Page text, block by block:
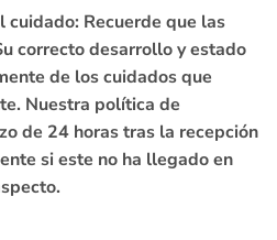
Recuerde que las
correcto desarrollo y estado
de los cuidados que
Nuestra política de
de 24 horas tras la recepción
si este no ha llegado en